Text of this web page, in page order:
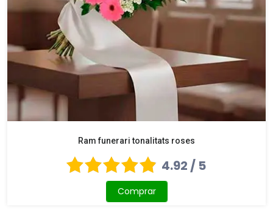
Ram funerari tonalitats roses
4.92 / 5
Comprar